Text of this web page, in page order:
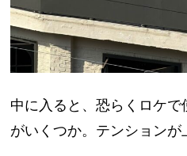
中に入ると、恐らくロケ
がいくつか。テンションが